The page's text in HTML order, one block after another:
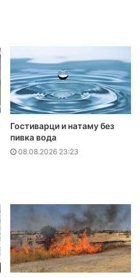
Гостиварци и натаму без
пивка вода
08.08.2026 23:23